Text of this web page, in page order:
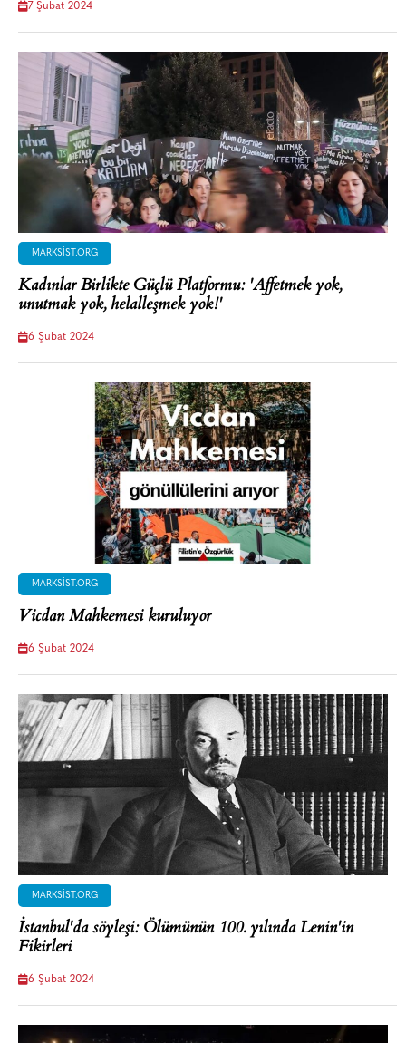
7 Şubat 2024
MARKSIST.ORG
Kadınlar Birlikte Güçlü Platformu: 'Affetmek yok,
unutmak yok, helalleşmek yok!'
6 Şubat 2024
MARKSIST.ORG
Vicdan Mahkemesi kuruluyor
6 Şubat 2024
MARKSIST.ORG
İstanbul'da söyleşi: Ölümünün 100. yılında Lenin'in
Fikirleri
6 Şubat 2024